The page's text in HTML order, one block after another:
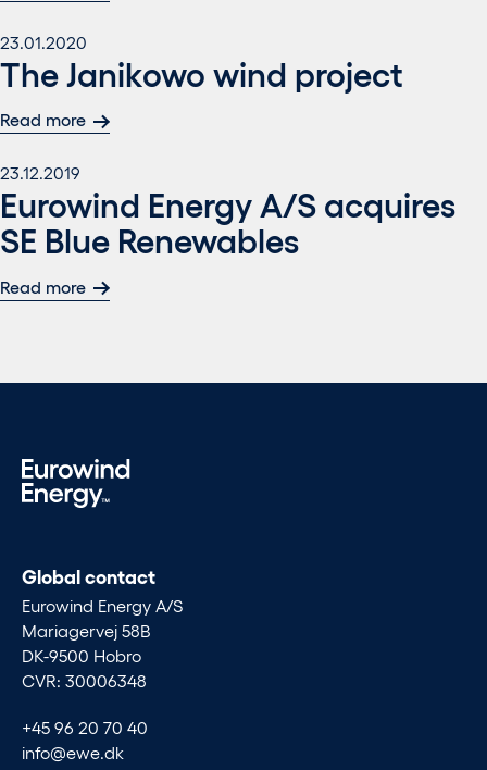
23.01.2020
The Janikowo wind project
Read more
23.12.2019
Eurowind Energy A/S acquires
SE Blue Renewables
Read more
Global contact
Eurowind Energy A/S
Mariagervej 58B
DK-9500 Hobro
CVR: 30006348
+45 96 20 70 40
info@ewe.dk